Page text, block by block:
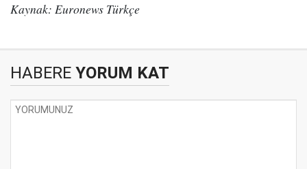
Kaynak: Euronews Türkçe
HABERE YORUM KAT